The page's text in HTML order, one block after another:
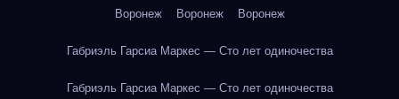
Воронеж Воронеж Воронеж
Габриэль Гарсиа Маркес — Сто лет одиночества
Габриэль Гарсиа Маркес — Сто лет одиночества